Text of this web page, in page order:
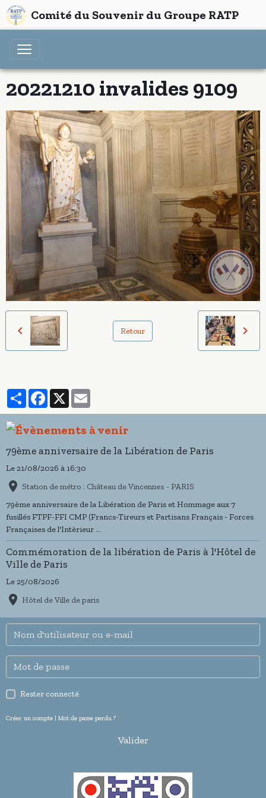
Comité du Souvenir du Groupe RATP
20221210 invalides 9109
Retour
PartagerFacebook
X
79ème anniversaire de la Libération de Paris
Le 21/08/2026 à 16:30
Station de métro : Château de Vincennes - PARIS
79ème anniversaire de la Libération de Paris et Hommage aux 7
fusillés FTPF-FFI CMP (Francs-Tireurs et Partisans Français - Forces
Françaises de l'Intèrieur ...
Commémoration de la libération de Paris à l'Hôtel de
Ville de Paris
Le 25/08/2026
Hôtel de Ville de paris
Rester connecté
Créer un compte | Mot de passe perdu ?
Valider